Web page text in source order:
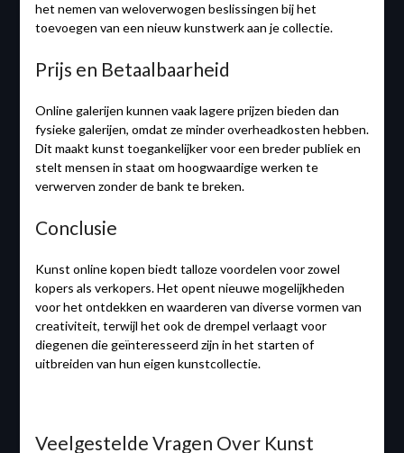
het nemen van weloverwogen beslissingen bij het
toevoegen van een nieuw kunstwerk aan je collectie.
Prijs en Betaalbaarheid
Online galerijen kunnen vaak lagere prijzen bieden dan
fysieke galerijen, omdat ze minder overheadkosten hebben.
Dit maakt kunst toegankelijker voor een breder publiek en
stelt mensen in staat om hoogwaardige werken te
verwerven zonder de bank te breken.
Conclusie
Kunst online kopen biedt talloze voordelen voor zowel
kopers als verkopers. Het opent nieuwe mogelijkheden
voor het ontdekken en waarderen van diverse vormen van
creativiteit, terwijl het ook de drempel verlaagt voor
diegenen die geïnteresseerd zijn in het starten of
uitbreiden van hun eigen kunstcollectie.
Veelgestelde Vragen Over Kunst